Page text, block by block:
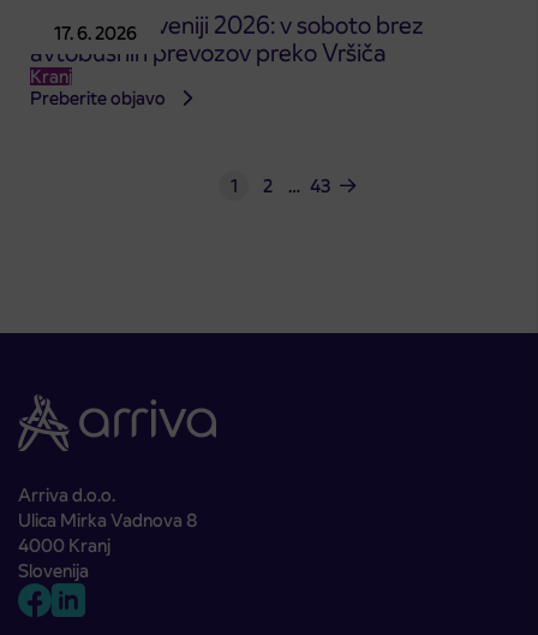
17. 6. 2026
Dirka po Sloveniji 2026: v soboto brez
avtobusnih prevozov preko Vršiča
Kranj
Preberite objavo
1 2 … 43
Arriva d.o.o.
Ulica Mirka Vadnova 8
4000 Kranj
Slovenija